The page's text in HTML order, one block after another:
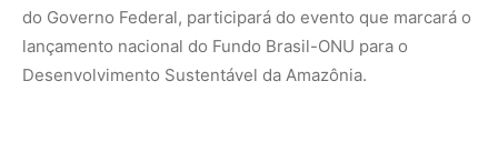
do Governo Federal, participará do evento que marcará o
lançamento nacional do Fundo Brasil-ONU para o
Desenvolvimento Sustentável da Amazônia.